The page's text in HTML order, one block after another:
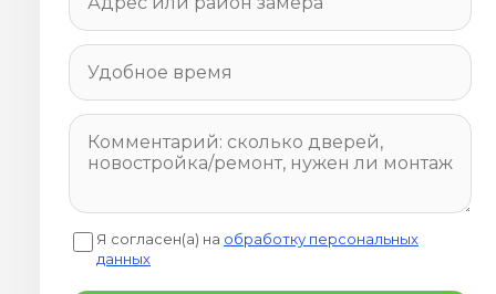
Я согласен(а) на обработку персональных
данных